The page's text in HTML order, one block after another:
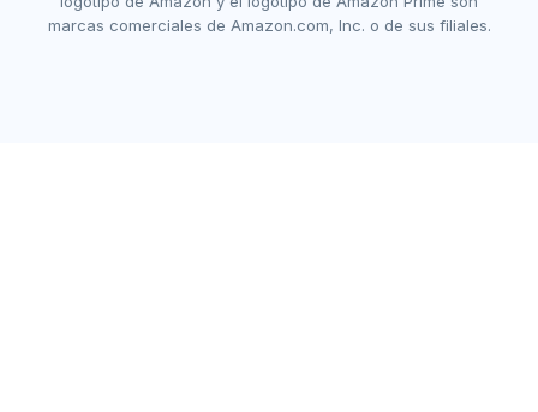
marcas comerciales de Amazon.com, Inc. o de sus filiales.